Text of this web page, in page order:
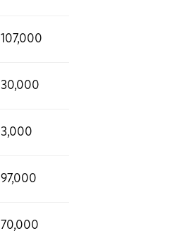
107,000
30,000
3,000
97,000
70,000